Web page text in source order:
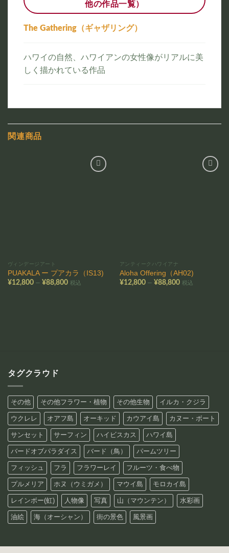
他の作品一覧）
The Gathering（ギャザリング）
ハワイの自然、ハワイアンの女性像がリアルに美
しく描かれている作品
関連商品
ヴィンデージアート
PUAKALA ー プアカラ（IS13)
¥12,800 – ¥88,800価税込
アンティークハワイアナ
Aloha Offering（AH02)
¥12,800 – ¥88,800価税込
タグクラウド
その他 その他フラワー・植物 その他生物 イルカ・クジラ
ウクレレ オアフ島 オーキッド カウアイ島 カヌー・ボート
サンセット サーフィン ハイビスカス ハワイ島
バードオブパラダイス バード（鳥） パームツリー
フィッシュ フラ フラワーレイ フルーツ・食べ物
プルメリア ホヌ（ウミガメ） マウイ島 モロカイ島
レインボー(虹) 人物像 写真 山（マウンテン） 水彩画
油絵 海（オーシャン） 街の景色 風景画